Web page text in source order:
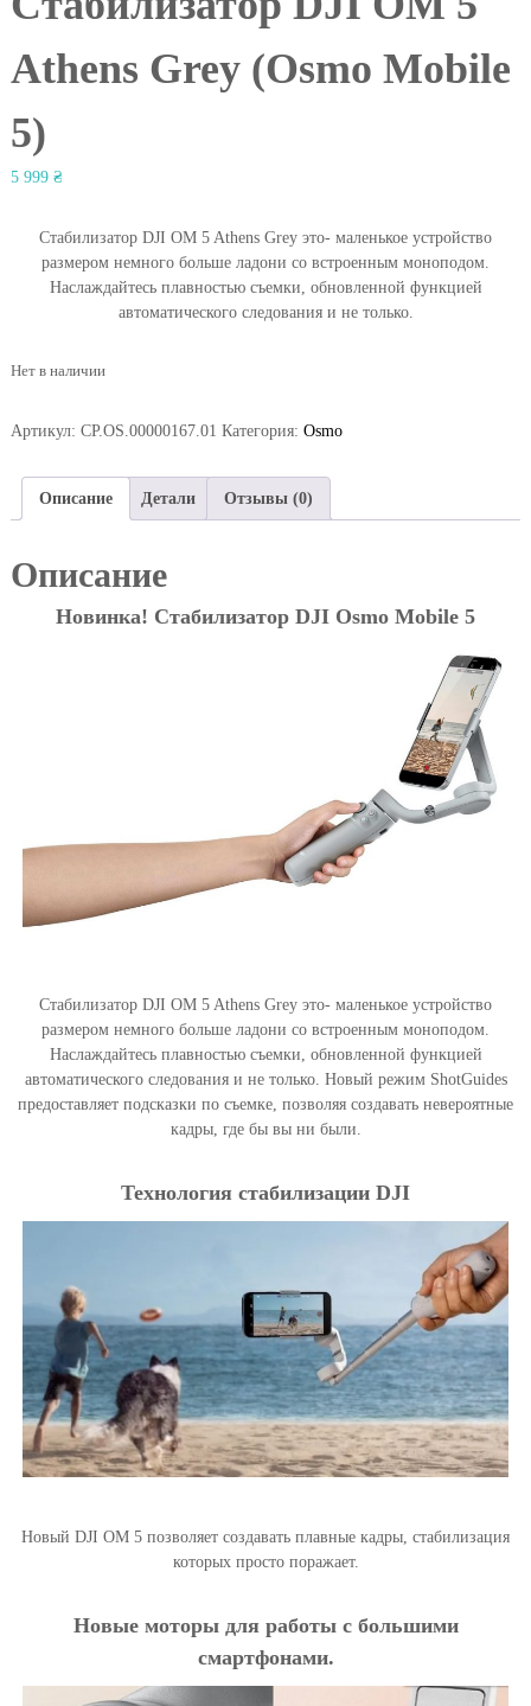
Athens Grey (Osmo Mobile
5)
5 999 ₴
Стабилизатор DJI OM 5 Athens Grey это- маленькое устройство
размером немного больше ладони со встроенным моноподом.
Наслаждайтесь плавностью съемки, обновленной функцией
автоматического следования и не только.
Нет в наличии
Артикул: CP.OS.00000167.01 Категория: Osmo
Описание Детали Отзывы (0)
Описание
Новинка! Стабилизатор DJI Osmo Mobile 5
Стабилизатор DJI OM 5 Athens Grey это- маленькое устройство
размером немного больше ладони со встроенным моноподом.
Наслаждайтесь плавностью съемки, обновленной функцией
автоматического следования и не только. Новый режим ShotGuides
предоставляет подсказки по съемке, позволяя создавать невероятные
кадры, где бы вы ни были.
Технология стабилизации DJI
Новый DJI OM 5 позволяет создавать плавные кадры, стабилизация
которых просто поражает.
Новые моторы для работы с большими
смартфонами.